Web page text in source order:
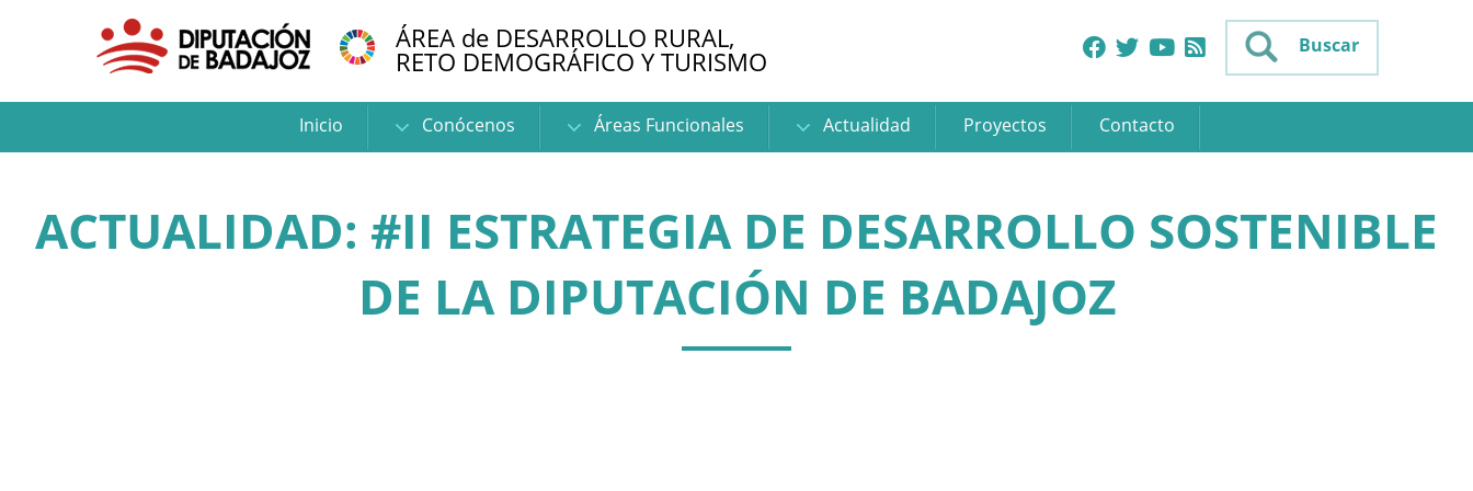
ÁREA de DESARROLLO RURAL,
RETO DEMOGRÁFICO Y TURISMO Buscar
Inicio Conócenos Áreas Funcionales Actualidad Proyectos Contacto
ACTUALIDAD: #II ESTRATEGIA DE DESARROLLO SOSTENIBLE
DE LA DIPUTACIÓN DE BADAJOZ